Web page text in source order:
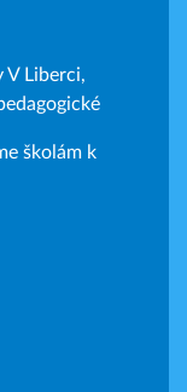
V Liberci,
školám k